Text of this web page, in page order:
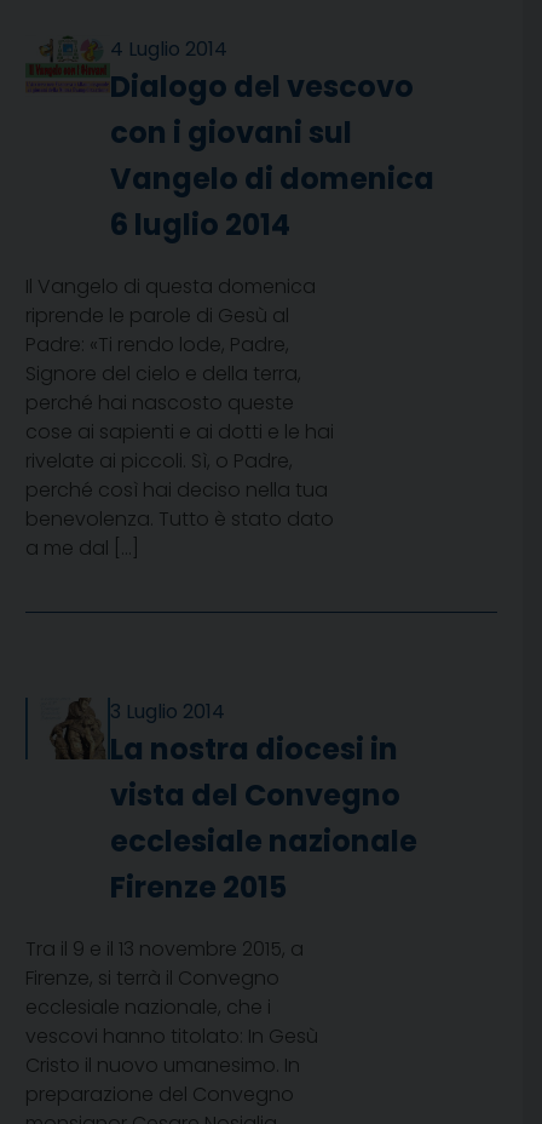
4 Luglio 2014
Dialogo del vescovo
con i giovani sul
Vangelo di domenica
6 luglio 2014
Il Vangelo di questa domenica
riprende le parole di Gesù al
Padre: «Ti rendo lode, Padre,
Signore del cielo e della terra,
perché hai nascosto queste
cose ai sapienti e ai dotti e le hai
rivelate ai piccoli. Sì, o Padre,
perché così hai deciso nella tua
benevolenza. Tutto è stato dato
a me dal […]
3 Luglio 2014
La nostra diocesi in
vista del Convegno
ecclesiale nazionale
Firenze 2015
Tra il 9 e il 13 novembre 2015, a
Firenze, si terrà il Convegno
ecclesiale nazionale, che i
vescovi hanno titolato: In Gesù
Cristo il nuovo umanesimo. In
preparazione del Convegno